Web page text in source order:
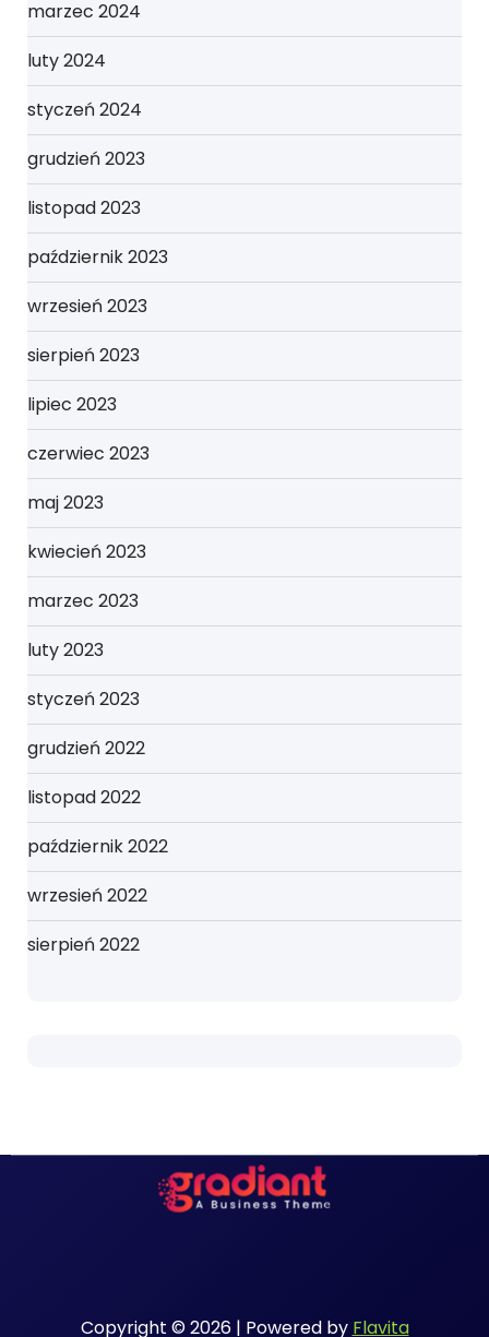
marzec 2024
luty 2024
styczeń 2024
grudzień 2023
listopad 2023
październik 2023
wrzesień 2023
sierpień 2023
lipiec 2023
czerwiec 2023
maj 2023
kwiecień 2023
marzec 2023
luty 2023
styczeń 2023
grudzień 2022
listopad 2022
październik 2022
wrzesień 2022
sierpień 2022
Copyright © 2026 | Powered by Flavita